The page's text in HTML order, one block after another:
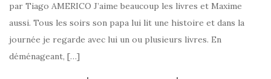
par Tiago AMERICO J’aime beaucoup les livres et Maxime
aussi. Tous les soirs son papa lui lit une histoire et dans la
journée je regarde avec lui un ou plusieurs livres. En
déménageant, […]